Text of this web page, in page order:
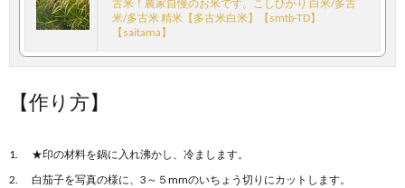
古米！農家自慢のお米です。こしひかり 白米/多古
米/多古米 精米【多古米白米】【smtb-TD】
【saitama】
【作り方】
★印の材料を鍋に入れ沸かし、冷まします。
白茄子を写真の様に、3～５mmのいちょう切りにカットします。